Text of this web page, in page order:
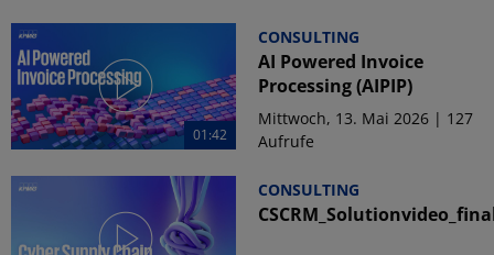
01:42
CONSULTING
AI Powered Invoice
Processing (AIPIP)
Mittwoch, 13. Mai 2026 | 127
Aufrufe
CONSULTING